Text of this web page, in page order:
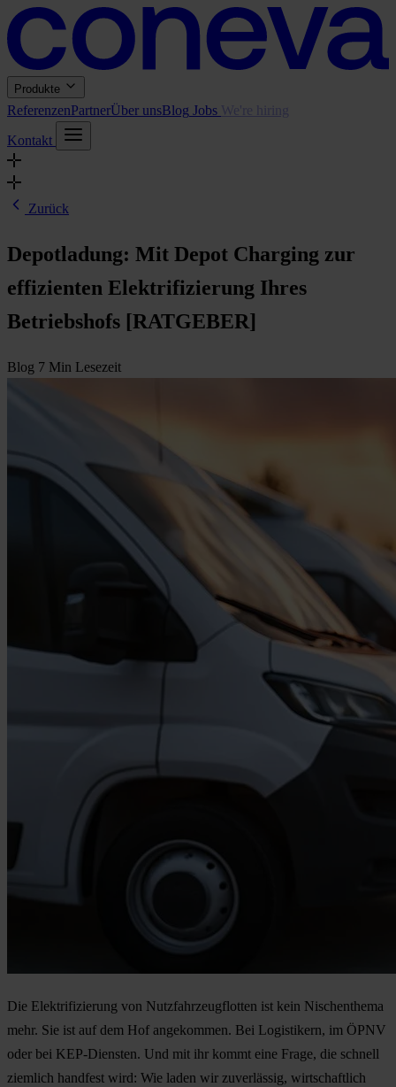
Produkte
ReferenzenPartnerÜber unsBlog Jobs We're hiring
Kontakt
Zurück
Depotladung: Mit Depot Charging zur
effizienten Elektrifizierung Ihres
Betriebshofs [RATGEBER]
Blog 7 Min Lesezeit
Die Elektrifizierung von Nutzfahrzeugflotten ist kein Nischenthema
mehr. Sie ist auf dem Hof angekommen. Bei Logistikern, im ÖPNV
oder bei KEP-Diensten. Und mit ihr kommt eine Frage, die schnell
ziemlich handfest wird: Wie laden wir zuverlässig, wirtschaftlich